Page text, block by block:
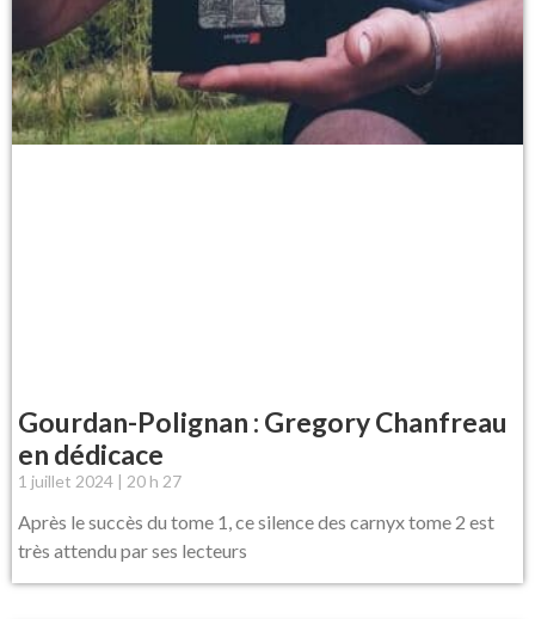
Gourdan-Polignan : Gregory Chanfreau
en dédicace
1 juillet 2024 20 h 27
Après le succès du tome 1, ce silence des carnyx tome 2 est
très attendu par ses lecteurs